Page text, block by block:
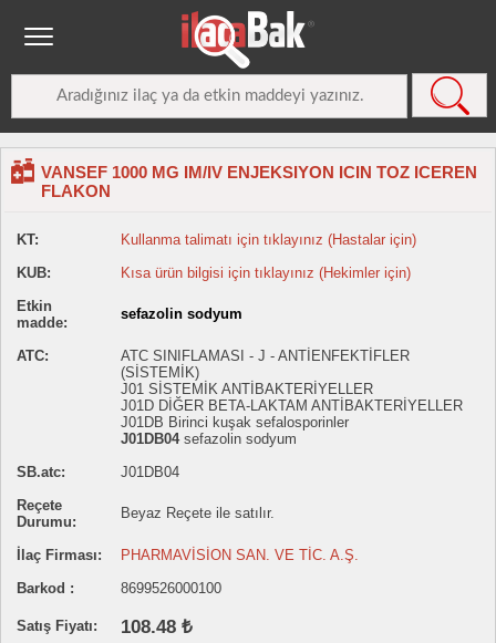
VANSEF 1000 MG IM/IV ENJEKSIYON ICIN TOZ ICEREN
FLAKON
KT:
Kullanma talimatı için tıklayınız (Hastalar için)
KUB:
Kısa ürün bilgisi için tıklayınız (Hekimler için)
Etkin
madde:
sefazolin sodyum
ATC:
ATC SINIFLAMASI - J - ANTİENFEKTİFLER
(SİSTEMİK)
J01 SİSTEMİK ANTİBAKTERİYELLER
J01D DİĞER BETA-LAKTAM ANTİBAKTERİYELLER
J01DB Birinci kuşak sefalosporinler
J01DB04sefazolin sodyum
SB.atc:
J01DB04
Reçete
Durumu:
Beyaz Reçete ile satılır.
İlaç Firması:
PHARMAVİSİON SAN. VE TİC. A.Ş.
Barkod :
8699526000100
Satış Fiyatı: 108.48 ₺